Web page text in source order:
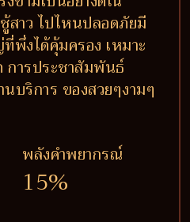
สาว ไปไหนปลอดภัยมี
พึ่งได้คุ้มครอง เหมาะ
การประชาสัมพันธ์
บริการ ของสวยๆงามๆ
พลังคำพยากรณ์
15%